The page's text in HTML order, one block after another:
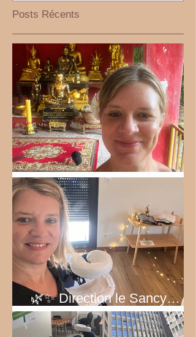
Posts Récents
Bel été 2026!
🌿✨ Direction le Sancy… au
vert ! ✨🌿